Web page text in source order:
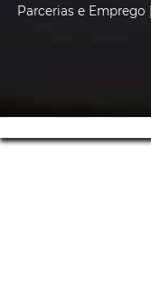
Parcerias e Emprego